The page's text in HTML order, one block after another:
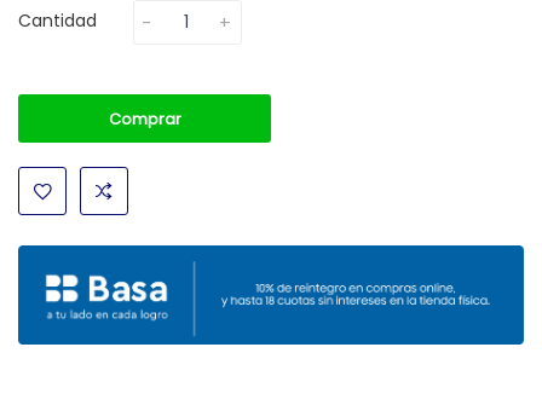
Cantidad
Comprar